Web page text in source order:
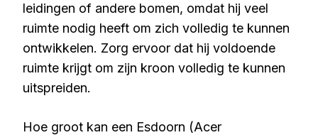
leidingen of andere bomen, omdat hij veel
ruimte nodig heeft om zich volledig te kunnen
ontwikkelen. Zorg ervoor dat hij voldoende
ruimte krijgt om zijn kroon volledig te kunnen
uitspreiden.
Hoe groot kan een Esdoorn (Acer